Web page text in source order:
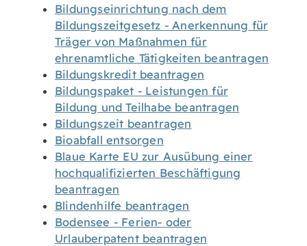
Bildungseinrichtung nach dem
Bildungszeitgesetz - Anerkennung für
Träger von Maßnahmen für
ehrenamtliche Tätigkeiten beantragen
Bildungskredit beantragen
Bildungspaket - Leistungen für
Bildung und Teilhabe beantragen
Bildungszeit beantragen
Bioabfall entsorgen
Blaue Karte EU zur Ausübung einer
hochqualifizierten Beschäftigung
beantragen
Blindenhilfe beantragen
Bodensee - Ferien- oder
Urlauberpatent beantragen